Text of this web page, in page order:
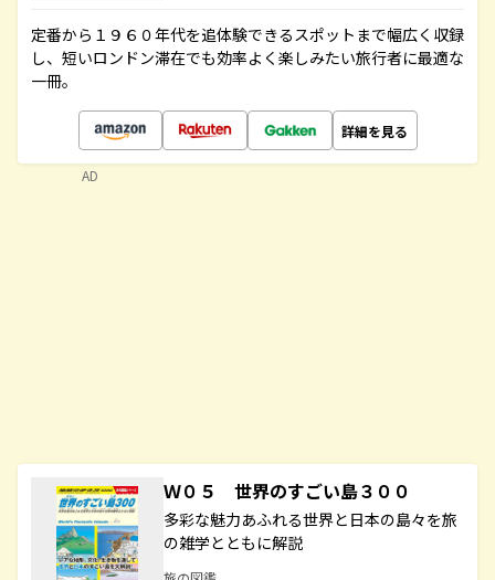
定番から１９６０年代を追体験できるスポットまで幅広く収録
し、短いロンドン滞在でも効率よく楽しみたい旅行者に最適な
一冊。
詳細を見る
Ｗ０５ 世界のすごい島３００
多彩な魅力あふれる世界と日本の島々を旅
の雑学とともに解説
AD